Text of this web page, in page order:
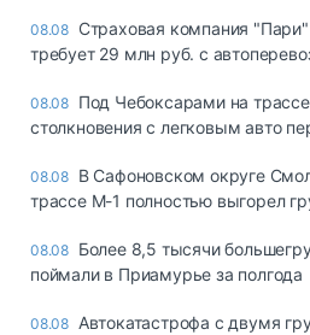
08.08 Страховая компания
требует 29 млн руб. с
08.08 Под Чебоксарами на
столкновения с легковым авто
08.08 В Сафоновском округе
трассе М-1 полностью выгорел
08.08 Более 8,5 тысячи
поймали в Приамурье за полгода
08.08 Автокатастрофа с двумя